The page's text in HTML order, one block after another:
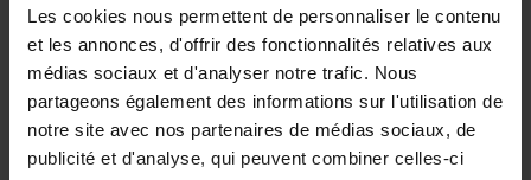
Les cookies nous permettent de personnaliser le contenu
et les annonces, d'offrir des fonctionnalités relatives aux
médias sociaux et d'analyser notre trafic. Nous
partageons également des informations sur l'utilisation de
notre site avec nos partenaires de médias sociaux, de
publicité et d'analyse, qui peuvent combiner celles-ci